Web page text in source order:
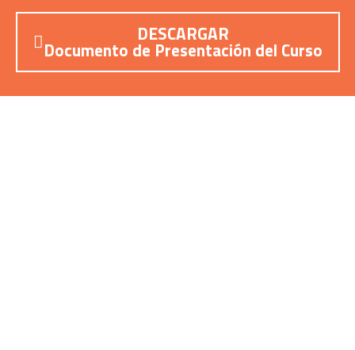
DESCARGAR
Documento de Presentación del Curso